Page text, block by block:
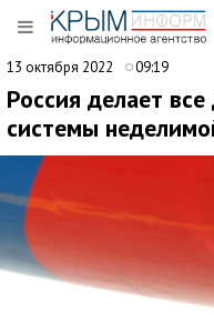
13 октября 2022 09:19
Россия делает
системы